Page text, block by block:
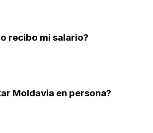
recibo mi salario?
Moldavia en persona?